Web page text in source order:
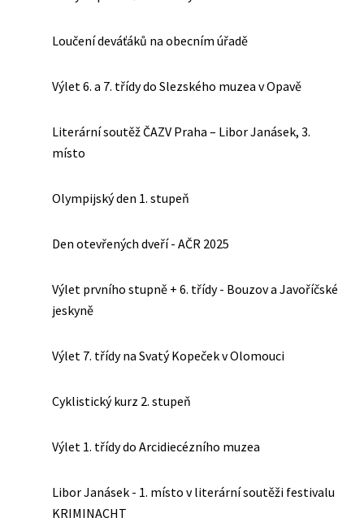
Loučení deváťáků na obecním úřadě
Výlet 6. a 7. třídy do Slezského muzea v Opavě
Literární soutěž ČAZV Praha – Libor Janásek, 3.
místo
Olympijský den 1. stupeň
Den otevřených dveří - AČR 2025
Výlet prvního stupně + 6. třídy - Bouzov a Javoříčské
jeskyně
Výlet 7. třídy na Svatý Kopeček v Olomouci
Cyklistický kurz 2. stupeň
Výlet 1. třídy do Arcidiecézního muzea
Libor Janásek - 1. místo v literární soutěži festivalu
KRIMINACHT